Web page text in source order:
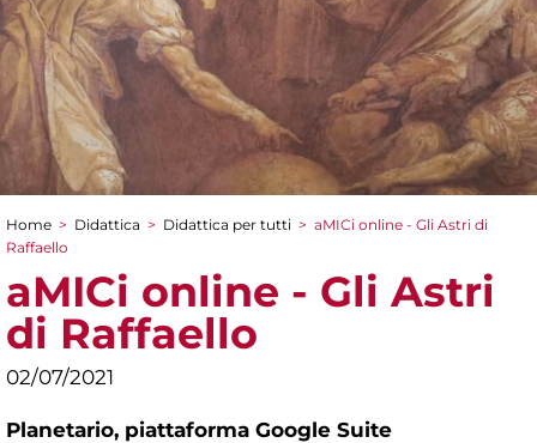
Tu sei qui
Home > Didattica > Didattica per tutti > aMICi online - Gli Astri di
Raffaello
aMICi online - Gli Astri
di Raffaello
02/07/2021
Planetario, piattaforma Google Suite